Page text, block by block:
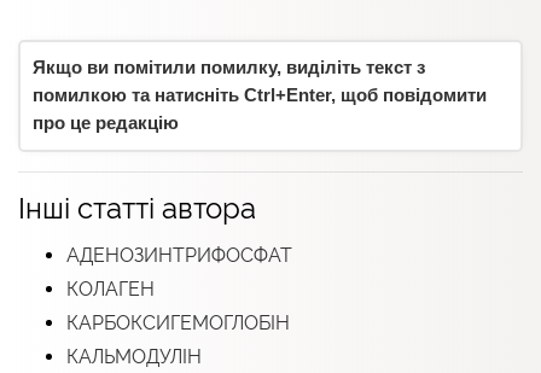
Якщо ви помітили помилку, виділіть текст з
помилкою та натисніть Ctrl+Enter, щоб повідомити
про це редакцію
Інші статті автора
АДЕНОЗИНТРИФОСФАТ
КОЛАГЕН
КАРБОКСИГЕМОГЛОБІН
КАЛЬМОДУЛІН